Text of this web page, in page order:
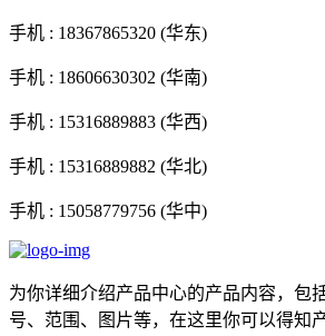
手机 : 18367865320 (华东)
手机 : 18606630302 (华南)
手机 : 15316889883 (华西)
手机 : 15316889882 (华北)
手机 : 15058779756 (华中)
为你详细介绍产品中心的产品内容，包
号、范围、图片等，在这里你可以得知